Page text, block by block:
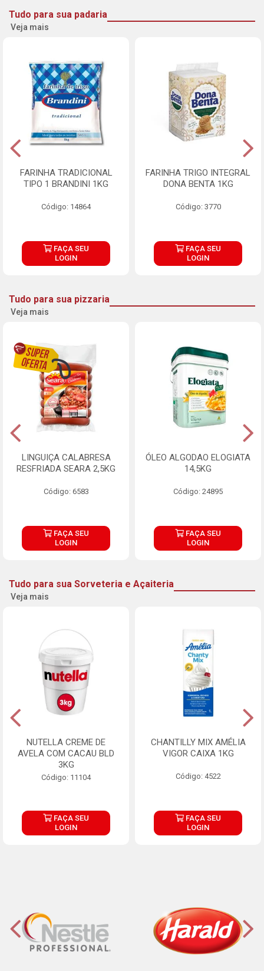
Tudo para sua padaria
Veja mais
FARINHA TRADICIONAL
TIPO 1 BRANDINI 1KG
Código: 14864
FAÇA SEU
LOGIN
FARINHA TRIGO INTEGRAL
DONA BENTA 1KG
Código: 3770
FAÇA SEU
LOGIN
Tudo para sua pizzaria
Veja mais
LINGUIÇA CALABRESA
RESFRIADA SEARA 2,5KG
Código: 6583
FAÇA SEU
LOGIN
ÓLEO ALGODAO ELOGIATA
14,5KG
Código: 24895
FAÇA SEU
LOGIN
Tudo para sua Sorveteria e Açaiteria
Veja mais
NUTELLA CREME DE
AVELA COM CACAU BLD
3KG
Código: 11104
FAÇA SEU
LOGIN
CHANTILLY MIX AMÉLIA
VIGOR CAIXA 1KG
Código: 4522
FAÇA SEU
LOGIN